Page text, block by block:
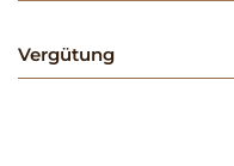
Vergütung